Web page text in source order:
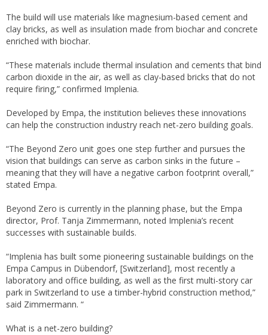
The build will use materials like magnesium-based cement and
clay bricks, as well as insulation made from biochar and concrete
enriched with biochar.
“These materials include thermal insulation and cements that bind
carbon dioxide in the air, as well as clay-based bricks that do not
require firing,” confirmed Implenia.
Developed by Empa, the institution believes these innovations
can help the construction industry reach net-zero building goals.
“The Beyond Zero unit goes one step further and pursues the
vision that buildings can serve as carbon sinks in the future –
meaning that they will have a negative carbon footprint overall,”
stated Empa.
Beyond Zero is currently in the planning phase, but the Empa
director, Prof. Tanja Zimmermann, noted Implenia’s recent
successes with sustainable builds.
“Implenia has built some pioneering sustainable buildings on the
Empa Campus in Dübendorf, [Switzerland], most recently a
laboratory and office building, as well as the first multi-story car
park in Switzerland to use a timber-hybrid construction method,”
said Zimmermann. “
What is a net-zero building?